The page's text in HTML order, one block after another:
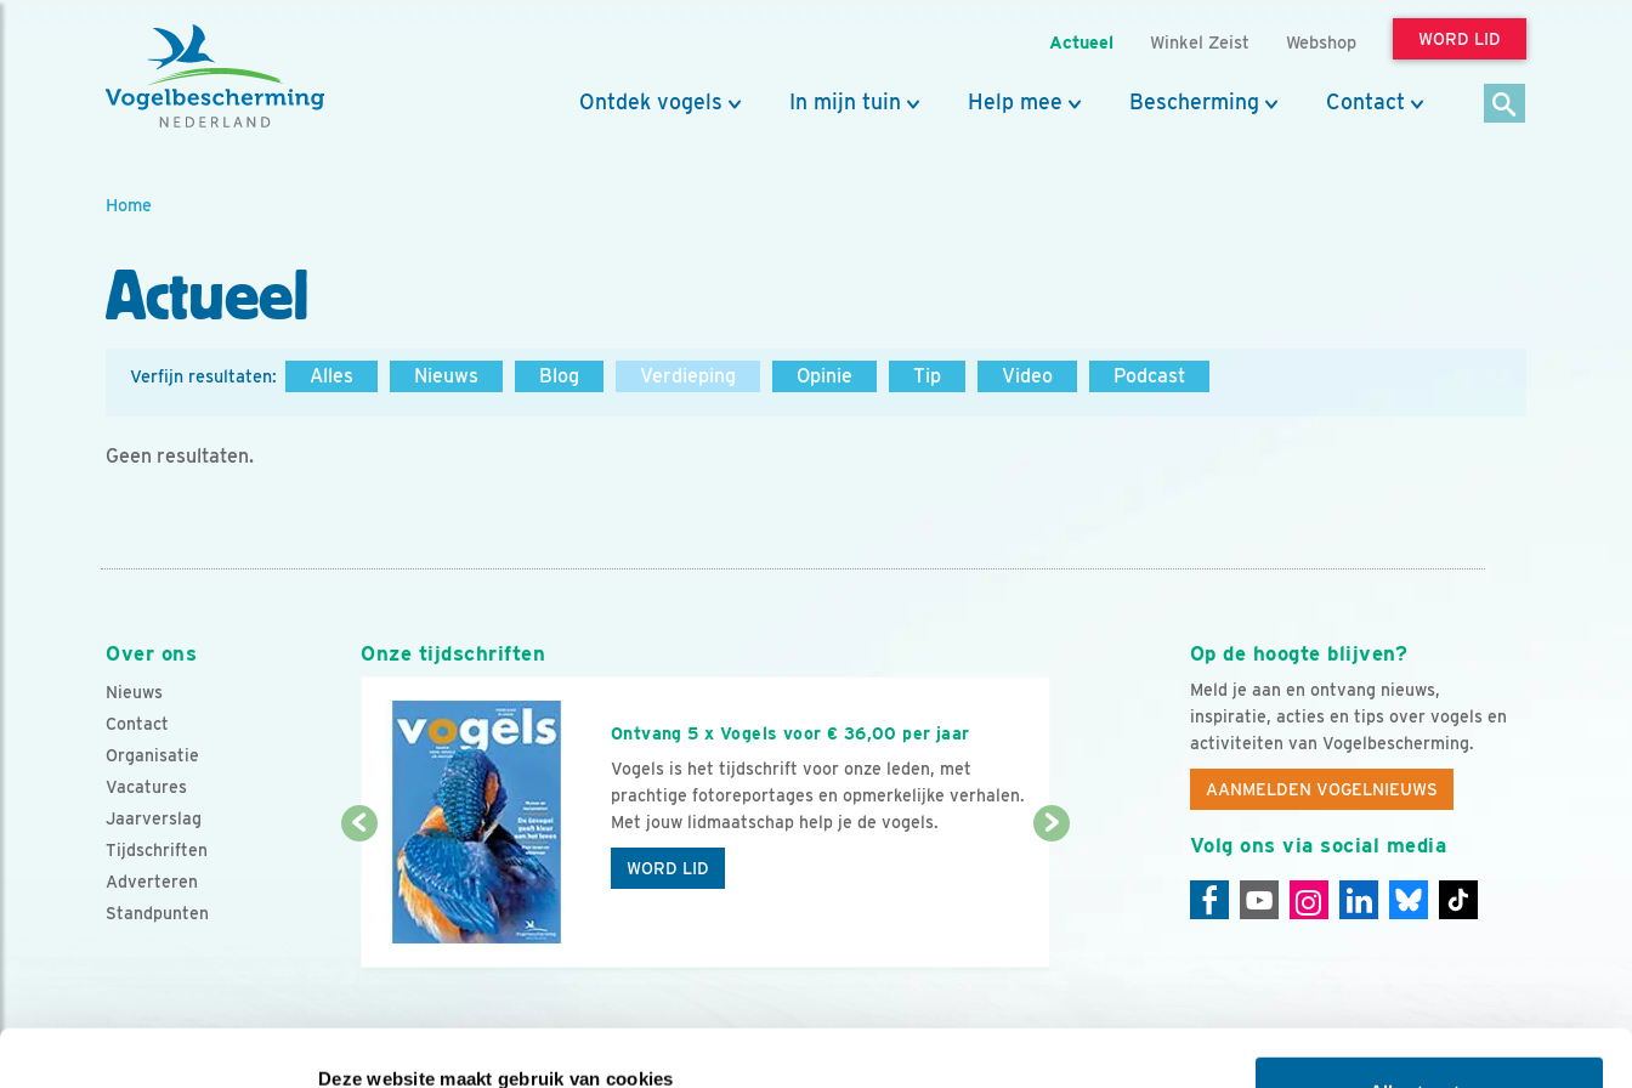
Deze website maakt gebruik van cookies
Actueel Winkel Zeist Webshop WORD LID
Ontdek vogels In mijn tuin Help mee Bescherming Contact
Home
Actueel
Verfijn resultaten: Alles Nieuws Blog Verdieping Opinie Tip Video Podcast
Geen resultaten.
Over ons
Nieuws
Contact
Organisatie
Vacatures
Jaarverslag
Tijdschriften
Adverteren
Standpunten
Op de hoogte blijven?
Meld je aan en ontvang nieuws,
inspiratie, acties en tips over vogels en
activiteiten van Vogelbescherming.
AANMELDEN VOGELNIEUWS
Volg ons via social media
Onze tijdschriften
Ontvang 5 x Vogels voor € 36,00 per jaar
Vogels is het tijdschrift voor onze leden, met
prachtige fotoreportages en opmerkelijke verhalen.
Met jouw lidmaatschap help je de vogels.
WORD LID